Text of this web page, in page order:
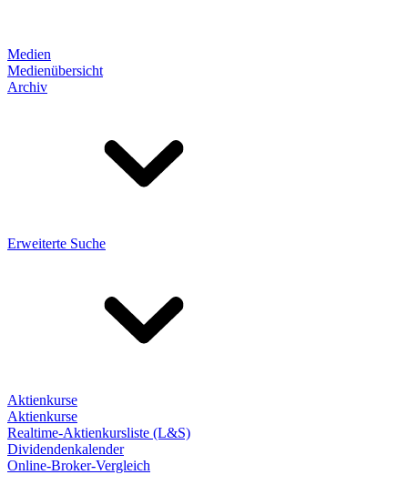
Medien
Medienübersicht
Archiv
Erweiterte Suche
Aktienkurse
Aktienkurse
Realtime-Aktienkursliste (L&S)
Dividendenkalender
Online-Broker-Vergleich